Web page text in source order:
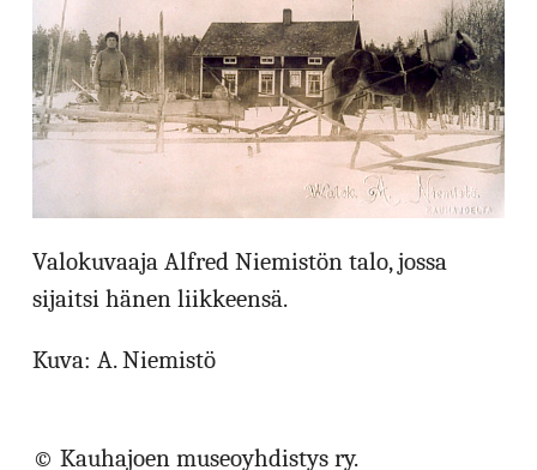
Valokuvaaja Alfred Niemistön talo, jossa
sijaitsi hänen liikkeensä.
Kuva: A. Niemistö
© Kauhajoen museoyhdistys ry.